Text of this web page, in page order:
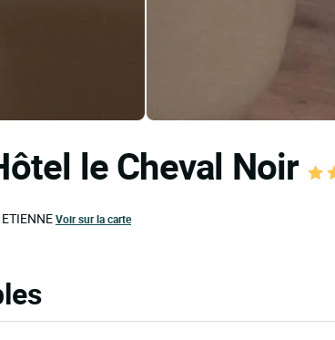
le Cheval Noir
Voir sur la carte